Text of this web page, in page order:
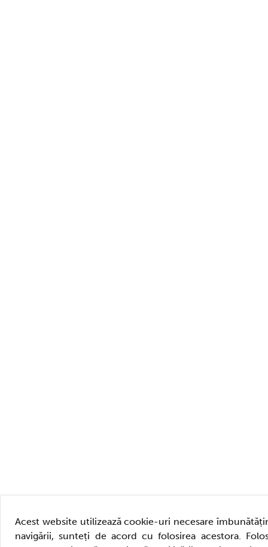
Acest website utilizează cookie-uri necesare
navigării, sunteți de acord cu folosirea acestora.